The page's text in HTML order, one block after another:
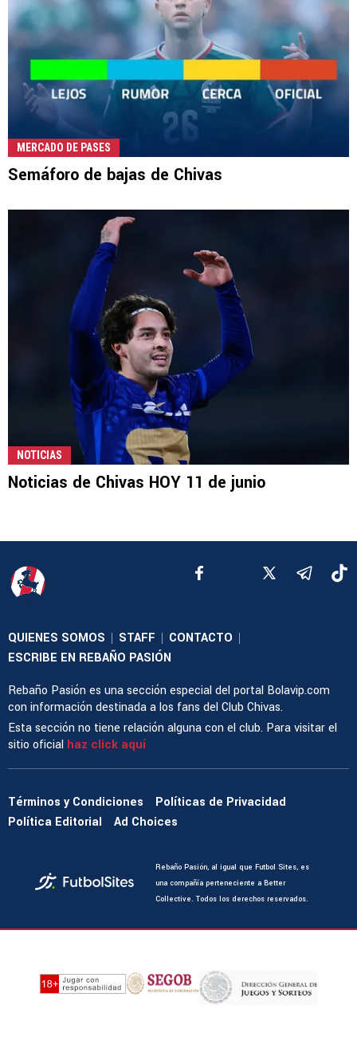
MERCADO DE PASES
Semáforo de bajas de Chivas
NOTICIAS
Noticias de Chivas HOY 11 de junio
QUIENES SOMOS | STAFF | CONTACTO |
ESCRIBE EN REBAÑO PASIÓN
Rebaño Pasión es una sección especial del portal Bolavip.com
con información destinada a los fans del Club Chivas.
Esta sección no tiene relación alguna con el club. Para visitar el
sitio oficial haz click aquí
Términos y Condiciones
Políticas de Privacidad
Política Editorial
Ad Choices
Rebaño Pasión, al igual que Futbol Sites, es
una compañía perteneciente a Better
Collective. Todos los derechos reservados.